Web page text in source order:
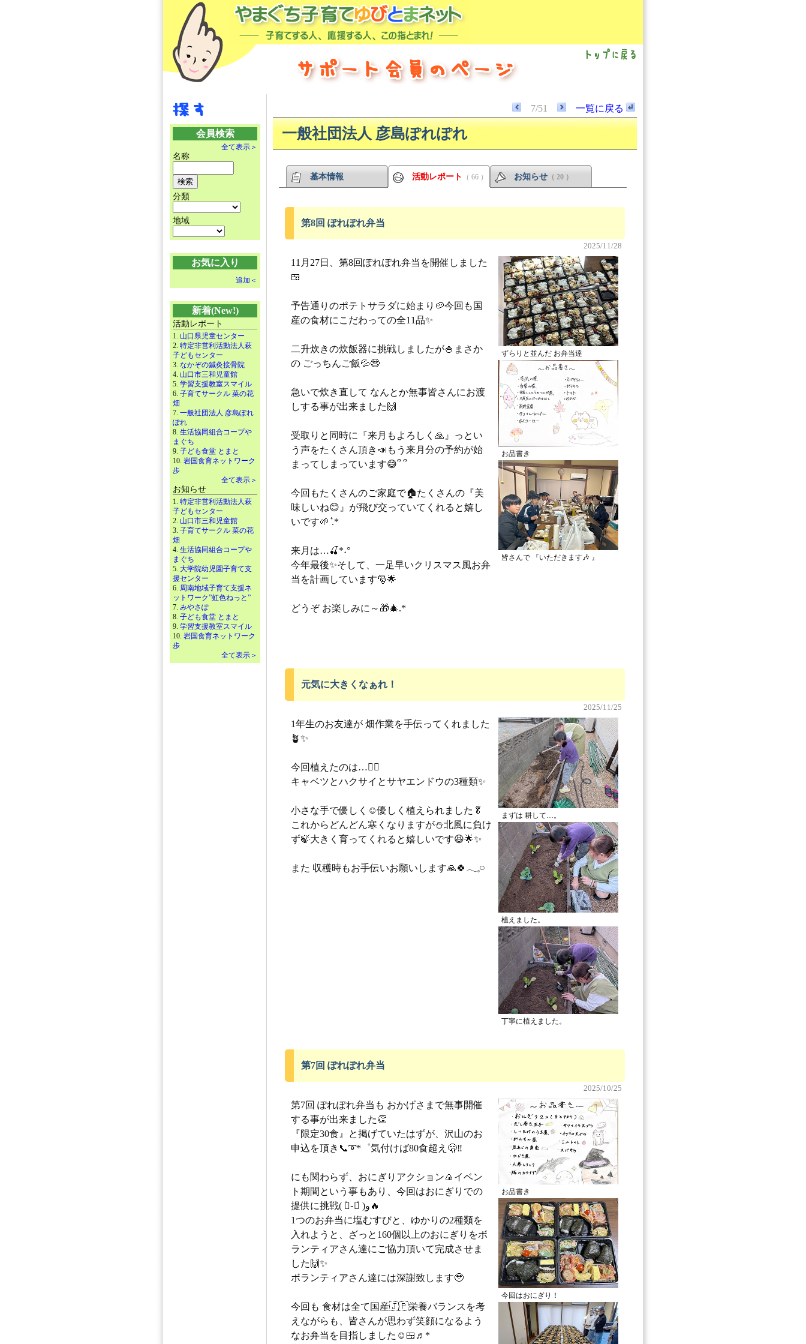
会員検索
全て表示＞
名称
分類
地域
お気に入り
追加＜
新着(New!)
活動レポート
1. 山口県児童センター
2. 特定非営利活動法人萩
子どもセンター
3. なかぞの鍼灸接骨院
4. 山口市三和児童館
5. 学習支援教室スマイル
6. 子育てサークル 菜の花
畑
7. 一般社団法人 彦島ぽれ
ぽれ
8. 生活協同組合コープや
まぐち
9. 子ども食堂 とまと
10. 岩国食育ネットワーク
歩
全て表示＞
お知らせ
1. 特定非営利活動法人萩
子どもセンター
2. 山口市三和児童館
3. 子育てサークル 菜の花
畑
4. 生活協同組合コープや
まぐち
5. 大学院幼児園子育て支
援センター
6. 周南地域子育て支援ネ
ットワーク”虹色ねっと”
7. みやさぽ
8. 子ども食堂 とまと
9. 学習支援教室スマイル
10. 岩国食育ネットワーク
歩
全て表示＞
7/51 一覧に戻る
一般社団法人 彦島ぽれぽれ
基本情報 活動レポート （ 66 ） お知らせ （ 20 ）
第8回 ぽれぽれ弁当
2025/11/28
ずらりと並んだ お弁当達
お品書き
皆さんで 『いただきます🎶 』
11月27日、第8回ぽれぽれ弁当を開催しました
🍱
予告通りのポテトサラダに始まり🥔今回も国
産の食材にこだわっての全11品✨
二升炊きの炊飯器に挑戦しましたが🍚まさか
の ごっちんご飯💦😨
急いで炊き直して なんとか無事皆さんにお渡
しする事が出来ました🙌
受取りと同時に『来月もよろしく🙏』っとい
う声をたくさん頂き📣もう来月分の予約が始
まってしまっています😅՞ ՞
今回もたくさんのご家庭で🏠たくさんの『美
味しいね😊』が飛び交っていてくれると嬉し
いです🌱 ͛.*
来月は…🍒*˖°
今年最後✨️そして、一足早いクリスマス風お弁
当を計画しています🎅🌟
どうぞ お楽しみに～🎁🎄.*
元気に大きくなぁれ！
2025/11/25
まずは 耕して…。
植えました。
丁寧に植えました。
1年生のお友達が 畑作業を手伝ってくれました
🪴✨️
今回植えたのは…👉🏻
キャベツとハクサイとサヤエンドウの3種類✨️
小さな手で優しく☺️優しく植えられました🥬
これからどんどん寒くなりますが⛄️北風に負け
ず🍃大きく育ってくれると嬉しいです😆🌟✨
また 収穫時もお手伝いお願いします🙏🍀𓂃𓈒𓏸︎︎︎︎
第7回 ぽれぽれ弁当
2025/10/25
お品書き
今回はおにぎり！
第7回 ぽれぽれ弁当も おかげさまで無事開催
する事が出来ました👏
『限定30食』と掲げていたはずが、沢山のお
申込を頂き📞➰*゜気付けば80食超え🫢‼️
にも関わらず、おにぎりアクション🍙イベン
ト期間という事もあり、今回はおにぎりでの
提供に挑戦( ー̀֊ー́ )و🔥
1つのお弁当に塩むすびと、ゆかりの2種類を
入れようと、ざっと160個以上のおにぎりをボ
ランティアさん達にご協力頂いて完成させま
した🙌✨
ボランティアさん達には深謝致します🥹
今回も 食材は全て国産🇯🇵栄養バランスを考
えながらも、皆さんが思わず笑顔になるよう
なお弁当を目指しました☺️🍱♬*